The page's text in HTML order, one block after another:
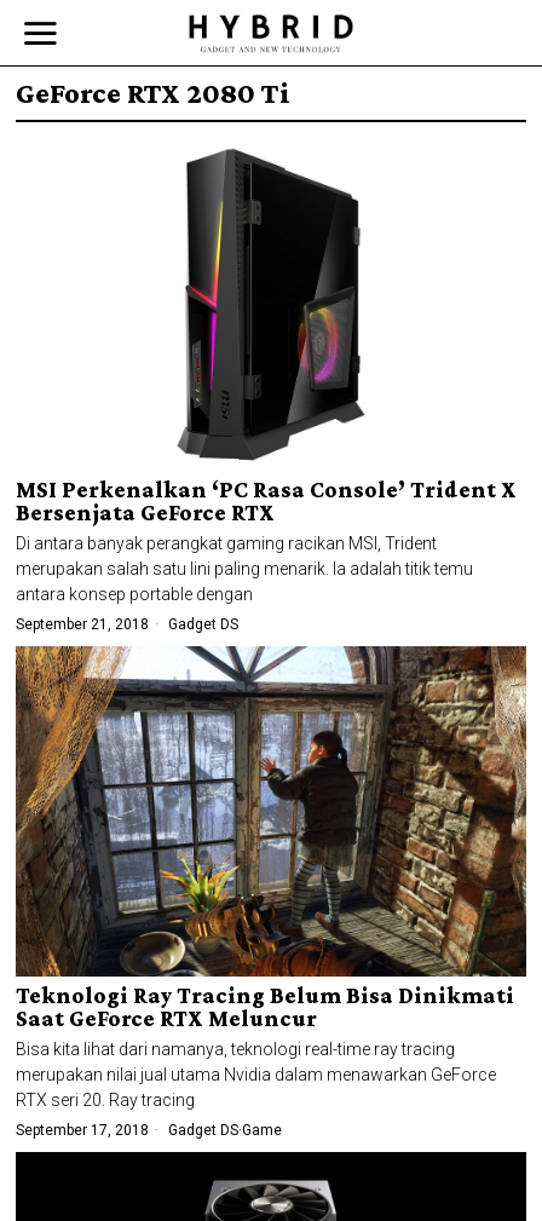
GeForce RTX 2080 Ti
MSI Perkenalkan ‘PC Rasa Console’ Trident X
Bersenjata GeForce RTX
Di antara banyak perangkat gaming racikan MSI, Trident
merupakan salah satu lini paling menarik. Ia adalah titik temu
antara konsep portable dengan
September 21, 2018 Gadget DS
Teknologi Ray Tracing Belum Bisa Dinikmati
Saat GeForce RTX Meluncur
Bisa kita lihat dari namanya, teknologi real-time ray tracing
merupakan nilai jual utama Nvidia dalam menawarkan GeForce
RTX seri 20. Ray tracing
September 17, 2018 Gadget DS·Game